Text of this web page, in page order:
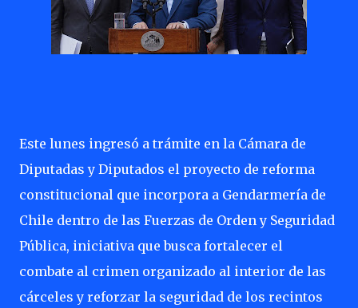
Este lunes ingresó a trámite en la Cámara de
Diputadas y Diputados el proyecto de reforma
constitucional que incorpora a Gendarmería de
Chile dentro de las Fuerzas de Orden y Seguridad
Pública, iniciativa que busca fortalecer el
combate al crimen organizado al interior de las
cárceles y reforzar la seguridad de los recintos